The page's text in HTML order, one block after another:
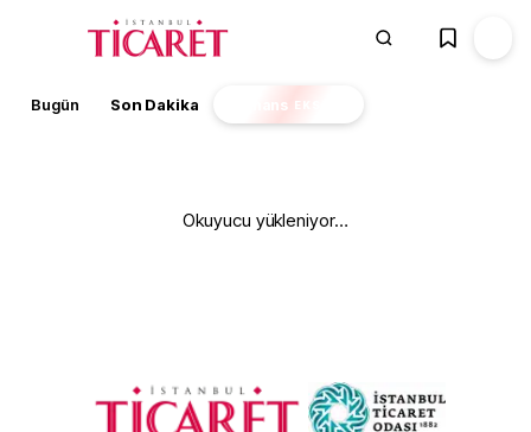
Bugün Son Dakika Finans EKSTRA
Okuyucu yükleniyor…